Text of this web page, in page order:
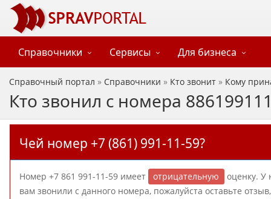
Справочники Сервисы Для бизнеса
Справочный портал » Справочники » Кто звонит » Кому
Кто звонил с номера
Чей номер +7 (861) 991-11-59?
Номер +7 861 991-11-59 имеет отрицательную
оценку. У
вам звонили с данного номера, пожалуйста оставьте